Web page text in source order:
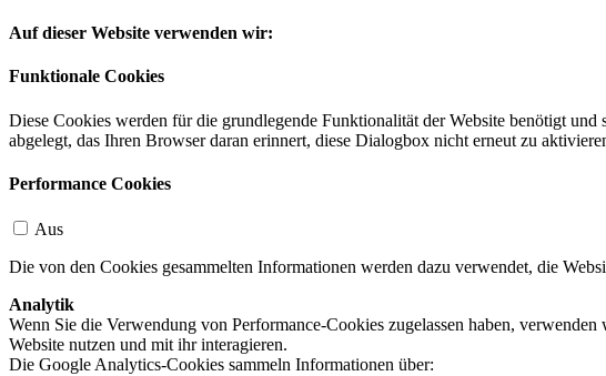
Auf dieser Website verwenden wir:
Funktionale Cookies
Diese Cookies werden für die grundlegende Funktionalität der Website benötigt
abgelegt, das Ihren Browser daran erinnert, diese Dialogbox nicht erneut zu
Performance Cookies
Aus
Die von den Cookies gesammelten Informationen werden dazu verwendet, die
Analytik
Wenn Sie die Verwendung von Performance-Cookies zugelassen haben,
Website nutzen und mit ihr interagieren.
Die Google Analytics-Cookies sammeln Informationen über: